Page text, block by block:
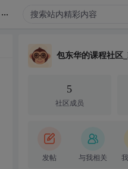
...
包东华的课程社区
5
社区成员
发帖 与我相关